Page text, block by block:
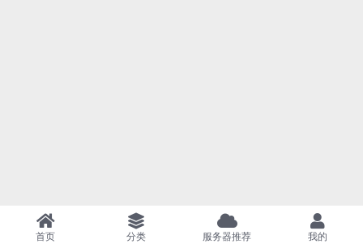
首页 分类 服务器推荐 我的